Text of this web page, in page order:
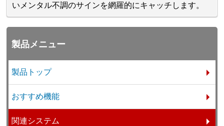
いメンタル不調のサインを網羅的にキャッチします。
製品メニュー
製品トップ
おすすめ機能
関連システム